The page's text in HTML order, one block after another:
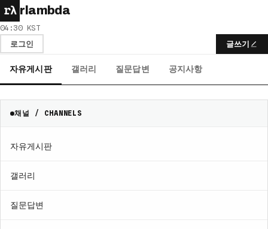
rλ rlambda
04:30 KST
로그인
글쓰기
자유게시판 갤러리 질문답변 공지사항
채널 / CHANNELS
자유게시판
갤러리
질문답변